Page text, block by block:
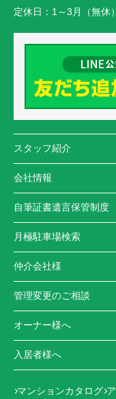
定休日： 1～3月（無休
スタッフ紹介
会社情報
自筆証書遺言保管制度
月極駐車場検索
仲介会社様
管理変更のご相談
オーナー様へ
入居者様へ
マンションカタログ